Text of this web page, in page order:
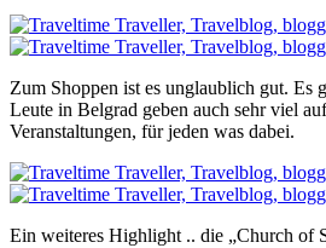
Zum Shoppen ist es unglaublich gut. Es
Leute in Belgrad geben auch sehr viel
Veranstaltungen, für jeden was dabei.
Ein weiteres Highlight .. die „Church of